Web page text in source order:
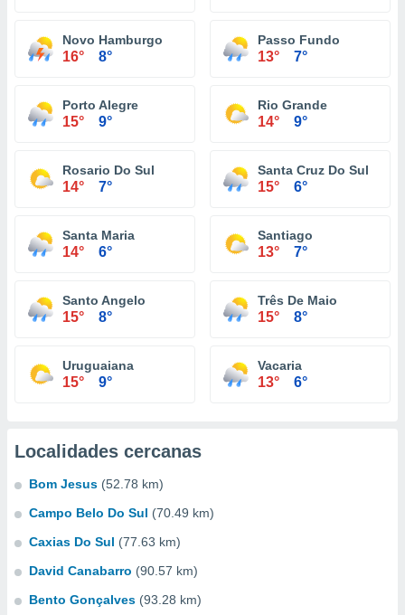
Novo Hamburgo
16° 8°
Passo Fundo
13° 7°
Porto Alegre
15° 9°
Rio Grande
14° 9°
Rosario Do Sul
14° 7°
Santa Cruz Do Sul
15° 6°
Santa Maria
14° 6°
Santiago
13° 7°
Santo Angelo
15° 8°
Três De Maio
15° 8°
Uruguaiana
15° 9°
Vacaria
13° 6°
Localidades cercanas
Bom Jesus (52.78 km)
Campo Belo Do Sul (70.49 km)
Caxias Do Sul (77.63 km)
David Canabarro (90.57 km)
Bento Gonçalves (93.28 km)